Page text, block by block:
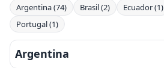
Argentina (74) Brasil (2) Ecuador (1)
Portugal (1)
Argentina